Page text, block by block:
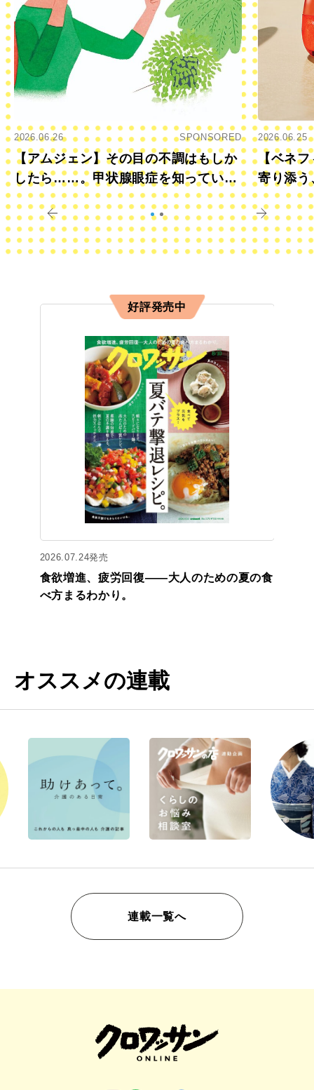
2026.06.26 SPONSORED
【アムジェン】その目の不調はもしか
したら……。甲状腺眼症を知っていま
すか？
2026.06.25
【ベネフ
寄り添う
きに
好評発売中
2026.07.24発売
食欲増進、疲労回復——大人のための夏の食
べ方まるわかり。
オススメの連載
連載一覧へ